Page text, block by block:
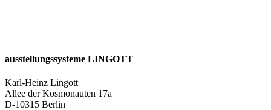
ausstellungssysteme LINGOTT
Karl-Heinz Lingott
Allee der Kosmonauten 17a
D-10315 Berlin